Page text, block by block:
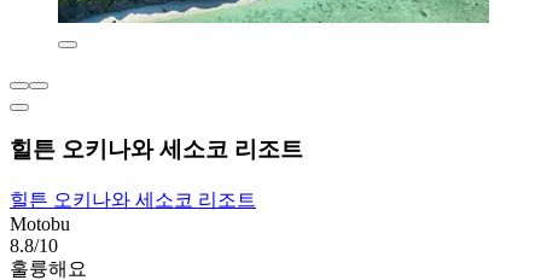
힐튼 오키나와 세소코 리조트
힐튼 오키나와 세소코 리조트
Motobu
8.8/10
훌륭해요